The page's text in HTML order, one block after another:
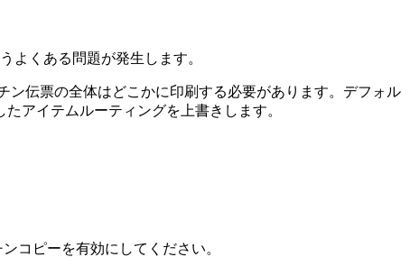
よくある問題が発生します。
ン伝票の全体はどこかに印刷する必要があります。デフォル
アイテムルーティングを上書きします。
コピーを有効にしてください。